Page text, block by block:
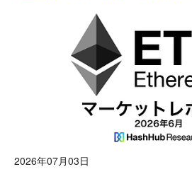
2026年07月03日